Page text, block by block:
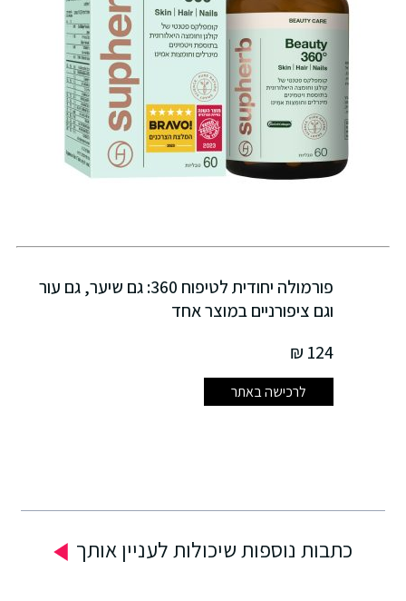
פורמולה יחודית לטיפוח 360: גם שיער, גם עור
וגם ציפורניים במוצר אחד
124 ₪
לרכישה באתר
כתבות נוספות שיכולות לעניין אותך